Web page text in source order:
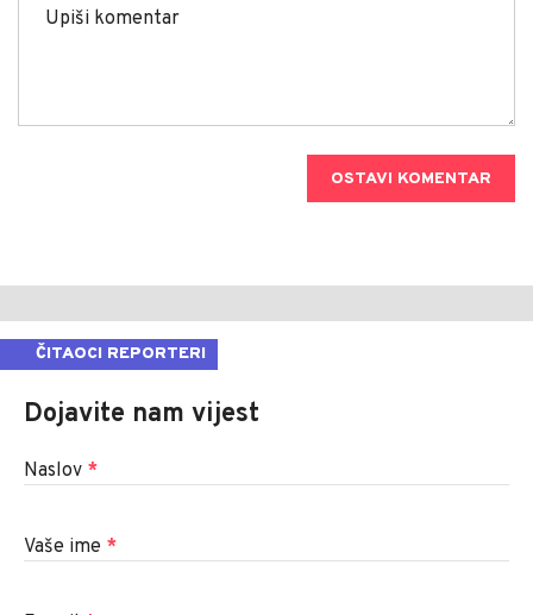
OSTAVI KOMENTAR
ČITAOCI REPORTERI
Dojavite nam vijest
Naslov *
Vaše ime *